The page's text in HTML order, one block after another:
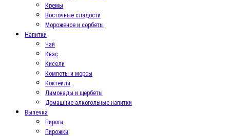
Кремы
Восточные сладости
Мороженое и сорбеты
Напитки
Чай
Квас
Кисели
Компоты и морсы
Коктейли
Лимонады и щербеты
Домашние алкогольные напитки
Выпечка
Пироги
Пирожки